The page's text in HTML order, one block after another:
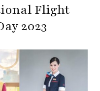
Flight
2023